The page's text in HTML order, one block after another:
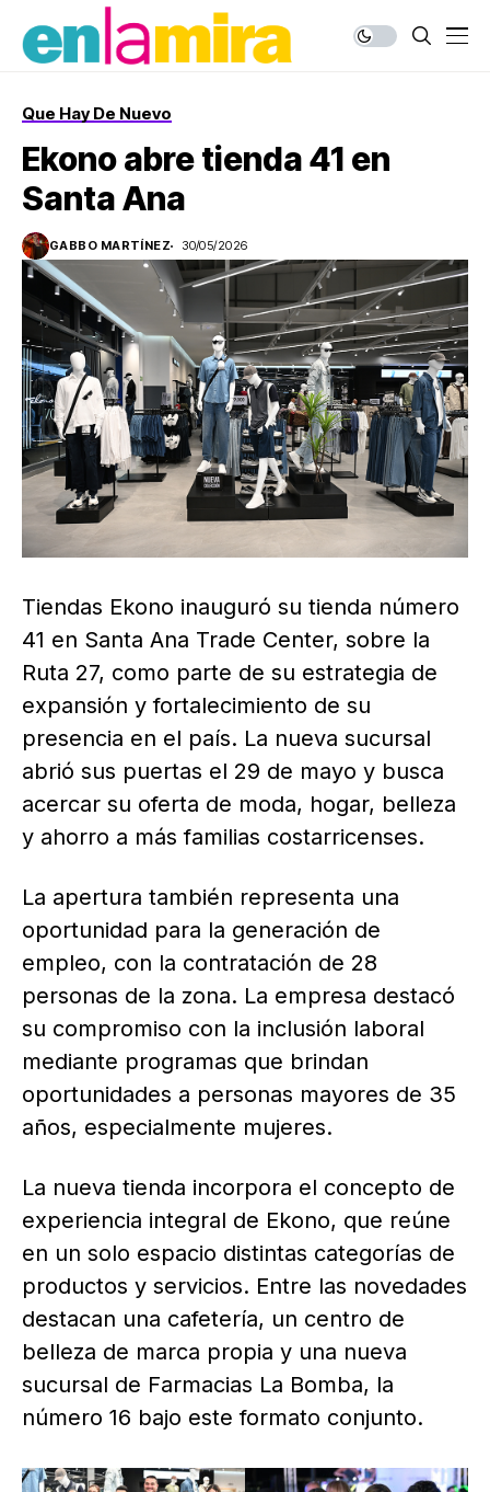
Que Hay De Nuevo
Ekono abre tienda 41 en
Santa Ana
GABBO MARTÍNEZ 30/05/2026
Tiendas Ekono inauguró su tienda número
41 en Santa Ana Trade Center, sobre la
Ruta 27, como parte de su estrategia de
expansión y fortalecimiento de su
presencia en el país. La nueva sucursal
abrió sus puertas el 29 de mayo y busca
acercar su oferta de moda, hogar, belleza
y ahorro a más familias costarricenses.
La apertura también representa una
oportunidad para la generación de
empleo, con la contratación de 28
personas de la zona. La empresa destacó
su compromiso con la inclusión laboral
mediante programas que brindan
oportunidades a personas mayores de 35
años, especialmente mujeres.
La nueva tienda incorpora el concepto de
experiencia integral de Ekono, que reúne
en un solo espacio distintas categorías de
productos y servicios. Entre las novedades
destacan una cafetería, un centro de
belleza de marca propia y una nueva
sucursal de Farmacias La Bomba, la
número 16 bajo este formato conjunto.